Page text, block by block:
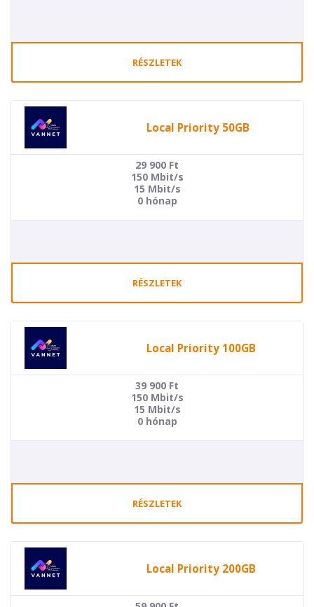
RÉSZLETEK
Local Priority 50GB
29 900 Ft
150 Mbit/s
15 Mbit/s
0 hónap
RÉSZLETEK
Local Priority 100GB
39 900 Ft
150 Mbit/s
15 Mbit/s
0 hónap
RÉSZLETEK
Local Priority 200GB